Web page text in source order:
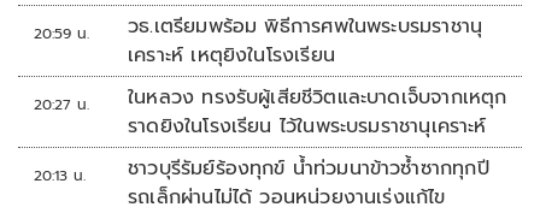
20:59 น.
วธ.เตรียมพร้อม พิธีการศพในพระบรมราชานุ
เคราะห์ เหตุยิงในโรงเรียน
20:27 น.
ในหลวง ทรงรับผู้เสียชีวิตและบาดเจ็บจากเหตุก
ราดยิงในโรงเรียน ไว้ในพระบรมราชานุเคราะห์
20:13 น.
ชาวบุรีรัมย์ร้องทุกข์ น้ำท่วมนาข้าวซ้ำซากทุกปี
รถเล็กผ่านไม่ได้ วอนหน่วยงานเร่งแก้ไข